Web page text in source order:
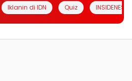
Iklanin di IDN Quiz INSIDENESIA